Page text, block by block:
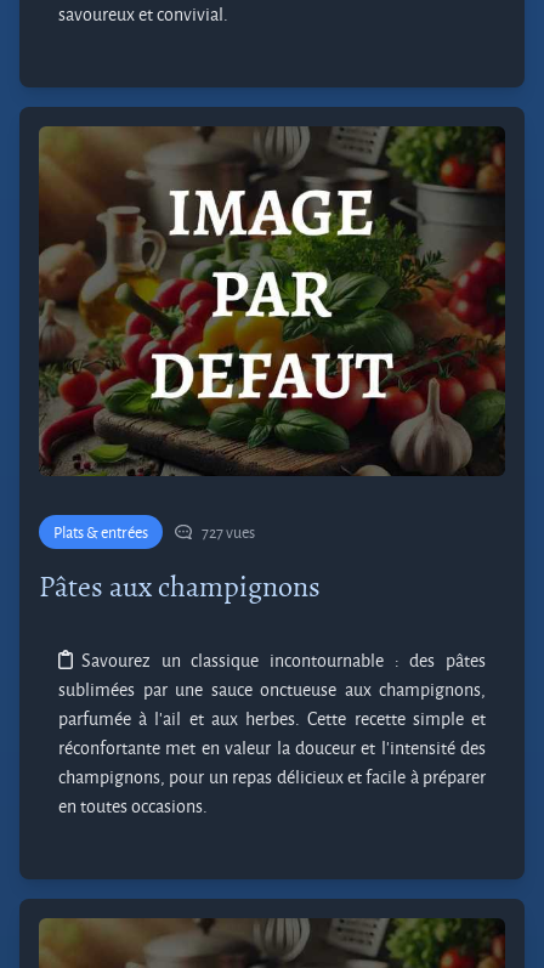
savoureux et convivial.
Plats & entrées 727 vues
Pâtes aux champignons
Savourez un classique incontournable : des pâtes
sublimées par une sauce onctueuse aux champignons,
parfumée à l’ail et aux herbes. Cette recette simple et
réconfortante met en valeur la douceur et l’intensité des
champignons, pour un repas délicieux et facile à préparer
en toutes occasions.